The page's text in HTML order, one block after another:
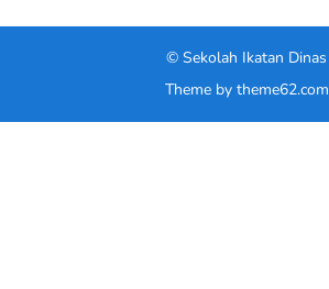
© Sekolah Ikatan Dinas
Theme by theme62.com